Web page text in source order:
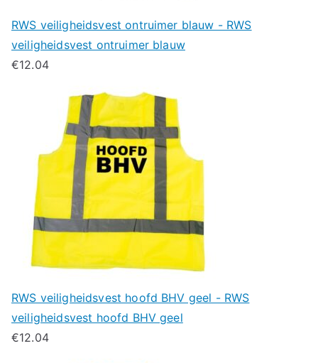
RWS veiligheidsvest ontruimer blauw - RWS
veiligheidsvest ontruimer blauw
€12.04
RWS veiligheidsvest hoofd BHV geel - RWS
veiligheidsvest hoofd BHV geel
€12.04